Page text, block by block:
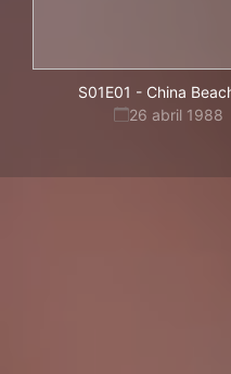
S01E01 - China
26 abril 1988